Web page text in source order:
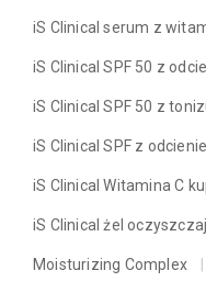
iS Clinical serum z
iS Clinical SPF 50 z
iS Clinical SPF 50 z
iS Clinical SPF z
iS Clinical Witamina C
iS Clinical żel
Moisturizing Complex